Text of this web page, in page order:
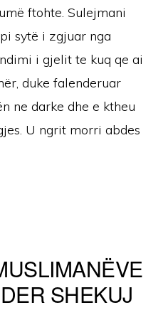
ftohte. Sulejmani
sytë i zgjuar nga
i gjelit te kuq qe ai
duke falenderuar
ne darke dhe e ktheu
U ngrit morri abdes
SHEKUJ